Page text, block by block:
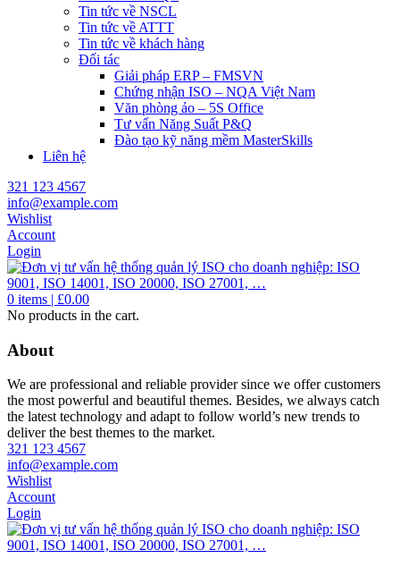
Tin tức về NSCL
Tin tức về ATTT
Tin tức về khách hàng
Đối tác
Giải pháp ERP – FMSVN
Chứng nhận ISO – NQA Việt Nam
Văn phòng ảo – 5S Office
Tư vấn Năng Suất P&Q
Đào tạo kỹ năng mềm MasterSkills
Liên hệ
321 123 4567
info@example.com
Wishlist
Account
Login
0 items | £0.00
No products in the cart.
About
We are professional and reliable provider since we offer customers
the most powerful and beautiful themes. Besides, we always catch
the latest technology and adapt to follow world’s new trends to
deliver the best themes to the market.
321 123 4567
info@example.com
Wishlist
Account
Login